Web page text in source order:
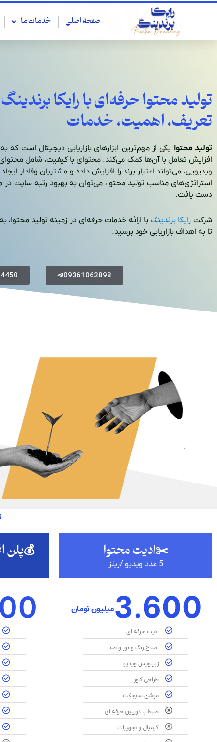
پرش
صفحه اصلی خدمات ما
تولید محتوا حرفه‌ای با رایکا
تعریف، اهمیت، خدمات
تولید محتوا یکی از مهم‌ترین ابزارهای بازاریابی دیجیتال است
افزایش تعامل با آن‌ها کمک می‌کند. محتوای با کیفیت، شامل
ویدیویی، می‌تواند اعتبار برند را افزایش داده و مشتریان وفادار ایجاد
استراتژی‌های مناسب تولید محتوا، می‌توان به بهبود رتبه سایت
دست یافت.
شرکت رایکا برندینگ با ارائه خدمات حرفه‌ای در زمینه تولید
تا به اهداف بازاریابی خود برسید.
09361062898
✂️ادیت محتوا
5 عدد ویدیو /ریلز
میلیون تومان3.600
ادیت حرفه ای
اصلاح رنگ و نور و صدا
زیرنویس ویدیو
طراحی کاور
موشن سابجکت
ضبط با دوربین حرفه ای
گیمبال و تجهیزات
💰پلن
5